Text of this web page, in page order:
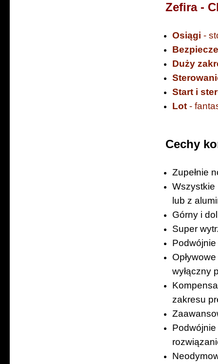
Zefira -
Osiągi -
Duży
Start i
Lot-
Cechy
Zupełnie
Wszystkie
lub z
Górny i
Super
wyłączny
zakresu
Podwójnie